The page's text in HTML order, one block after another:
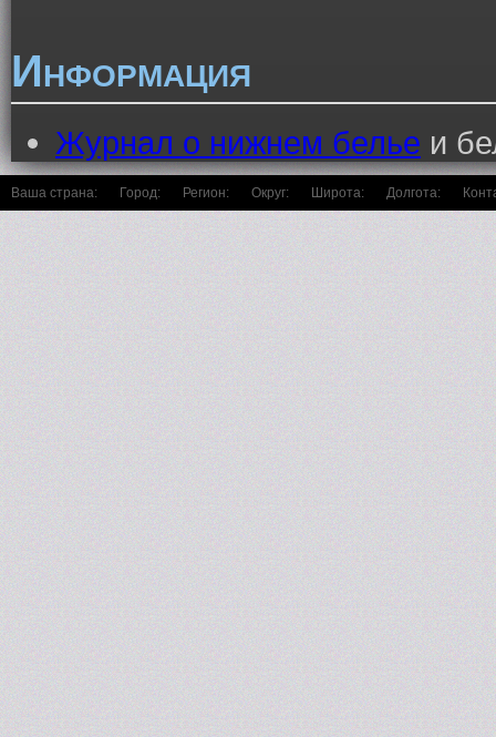
Информация
Журнал о нижнем белье и
Ваша страна: Город: Регион: Округ: Широта: Долгота: